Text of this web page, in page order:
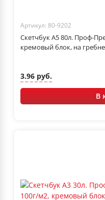
Артикул: 80-9202
Скетчбук А5 80л. Проф-
кремовый блок, на гребне
3.96 руб.
В